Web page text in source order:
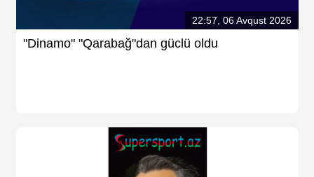
22:57, 06 Avqust 2026
"Dinamo" "Qarabağ"dan güclü oldu